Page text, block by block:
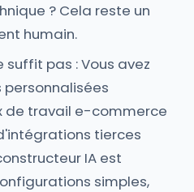
? Cela reste un
humain.
suffit pas : Vous avez
de travail e-commerce
tierces
IA est
simples,